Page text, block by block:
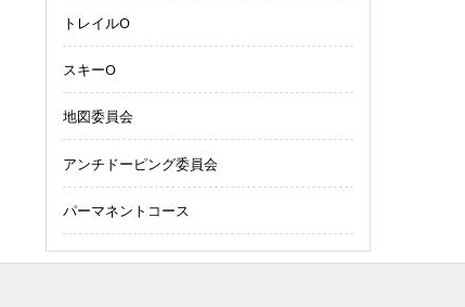
トレイルO
スキーO
地図委員会
アンチドーピング委員会
パーマネントコース